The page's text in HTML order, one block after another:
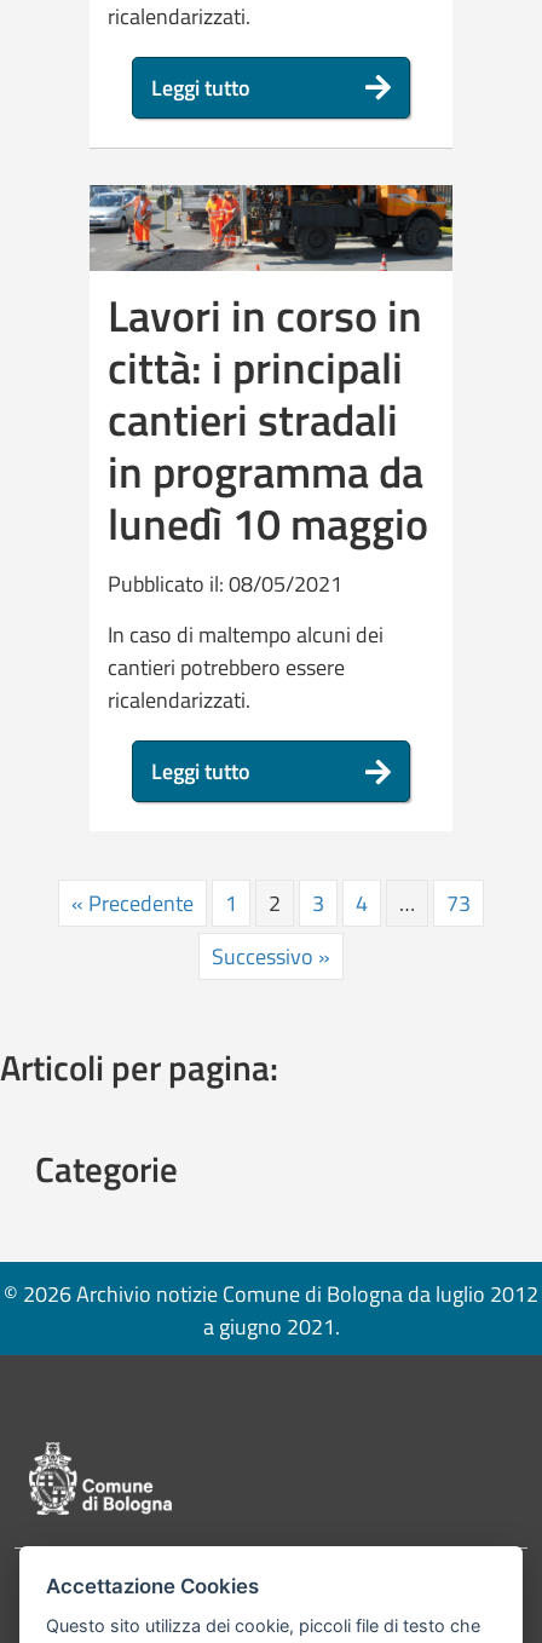
ricalendarizzati.
Leggi tutto
Lavori in corso in
città: i principali
cantieri stradali
in programma da
lunedì 10 maggio
Pubblicato il: 08/05/2021
In caso di maltempo alcuni dei
cantieri potrebbero essere
ricalendarizzati.
Leggi tutto
« Precedente 1 2 3 4 …
73
Successivo »
Articoli per pagina:
Categorie
© 2026 Archivio notizie Comune di Bologna da luglio 2012
a giugno 2021.
Contatti
Accettazione Cookies
Questo sito utilizza dei cookie, piccoli file di testo che